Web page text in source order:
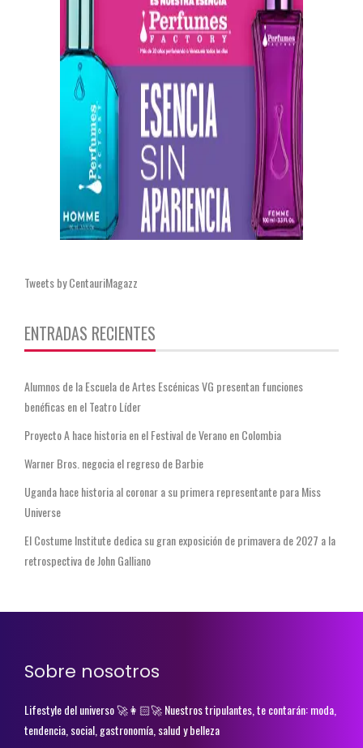
Tweets by CentauriMagazz
ENTRADAS RECIENTES
Alumnos de la Escuela de Artes Escénicas VG presentan funciones
benéficas en el Teatro Líder
Proyecto A hace historia en el Festival de Verano en Colombia
Warner Bros. negocia el regreso de Barbie
Uganda hace historia al coronar a su primera representante para Miss
Universe
El Costume Institute dedica su gran exposición de primavera de 2027 a la
retrospectiva de John Galliano
Sobre nosotros
Lifestyle del universo 🚀👩🏻‍🚀 Nuestros tripulantes, te contarán: moda,
tendencia, social, gastronomía, salud y belleza